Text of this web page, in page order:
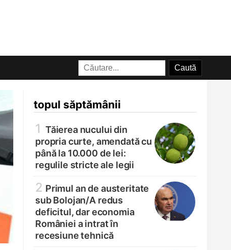
topul săptămânii
1 Tăierea nucului din
propria curte, amendată cu
până la 10.000 de lei:
regulile stricte ale legii
2 Primul an de austeritate
sub Bolojan/A redus
deficitul, dar economia
României a intrat în
recesiune tehnică